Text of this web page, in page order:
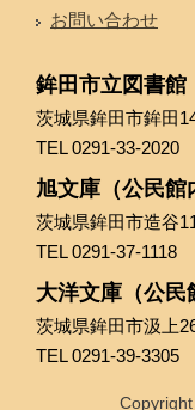
お問い合わせ
鉾田市立図書館
茨城県鉾田市鉾田
TEL 0291-33-2020
旭文庫（公民館
茨城県鉾田市造谷
TEL 0291-37-1118
大洋文庫（公民
茨城県鉾田市汲上
TEL 0291-39-3305